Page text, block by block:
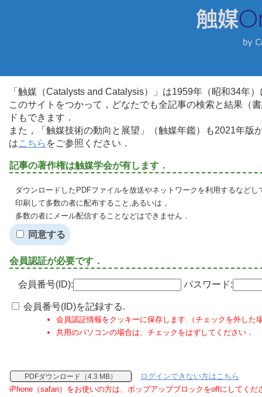
「触媒（Catalysts and Catalysis）」は1959年（昭和34年
このサイトをつかって，どなたでも全記事の検索と結果（
ドもできます．
また，「触媒技術の動向と展望」（触媒年鑑）も2021年
はこちら をご参照ください．
記事の著作権は触媒学会が有します．
ダウンロードしたPDFファイルを放送やネットワークを利用するなど
印刷して多数の者に配布すること,あるいは，
多数の者にメール配信することなどはできません．
同意する
会員認証が必要です．
会員番号(ID): パスワード:
会員番号(ID)を記録する.
会員認証情報をクッキーに保存します.（チェックを外した
共用のパソコンの場合は、チェックをはずしてください．
PDFダウンロード（4.3 MB）
ログインできない方はこちら
iPhone（safari）をお使いの方は、ポップアップブロックをoffにしてくだ